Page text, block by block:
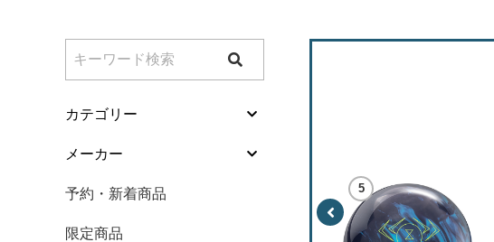
特定商取引法表記に基づく表示
更新履歴一覧
カテゴリー
ボール
バッグ
メーカー
予約・新着商品
限定商品